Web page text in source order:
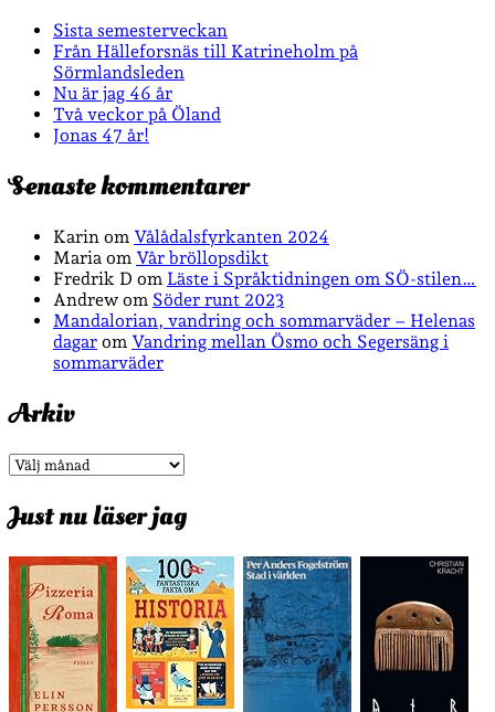
Sista semesterveckan
Från Hälleforsnäs till Katrineholm på
Sörmlandsleden
Nu är jag 46 år
Två veckor på Öland
Jonas 47 år!
Senaste kommentarer
Karin om Vålådalsfyrkanten 2024
Maria om Vår bröllopsdikt
Fredrik D om Läste i Språktidningen om SÖ-stilen…
Andrew om Söder runt 2023
Mandalorian, vandring och sommarväder – Helenas
dagar om Vandring mellan Ösmo och Segersäng i
sommarväder
Arkiv
Arkiv
Just nu läser jag